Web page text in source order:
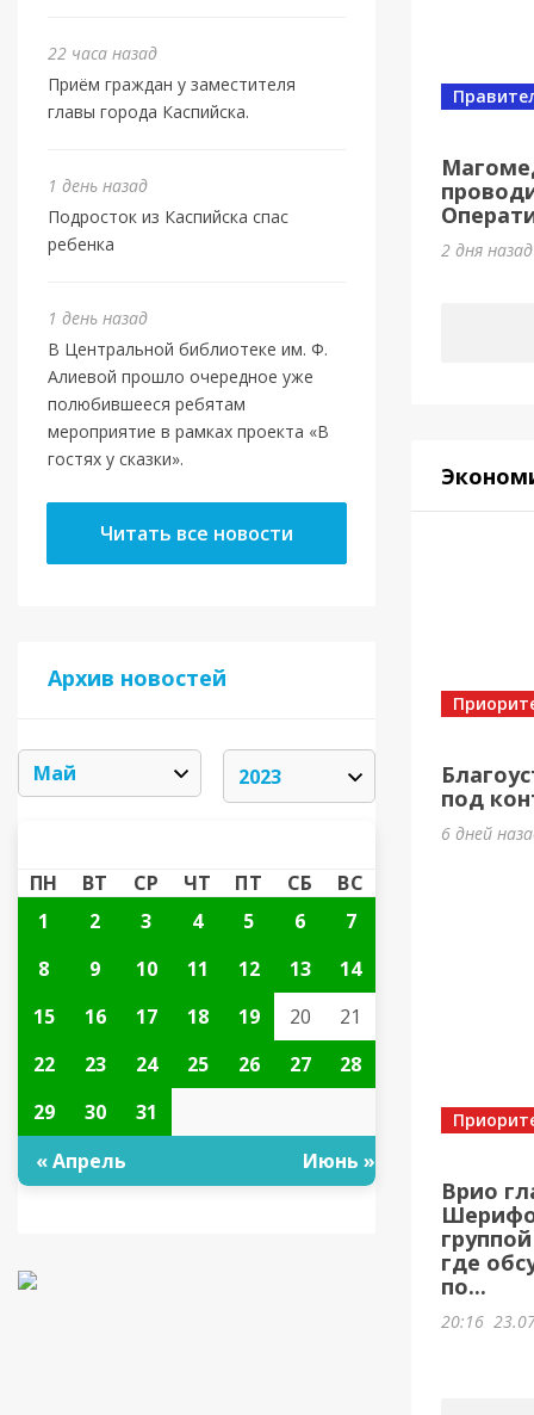
22 часа назад
Приём граждан у заместителя
главы города Каспийска.
1 день назад
Подросток из Каспийска спас
ребенка
1 день назад
В Центральной библиотеке им. Ф.
Алиевой прошло очередное уже
полюбившееся ребятам
мероприятие в рамках проекта «В
гостях у сказки».
Читать все новости
Архив новостей
ПН ВТ СР ЧТ ПТ СБ
ВС
1
2 3 4 5 6
7
8
9 10 11 12 13
14
15
16 17 18 19 20
21
22
23 24 25 26 27
28
29
30
31
« Апрель
Июнь »
2 дня
под
6 дней
Врио
где
по...
20:16